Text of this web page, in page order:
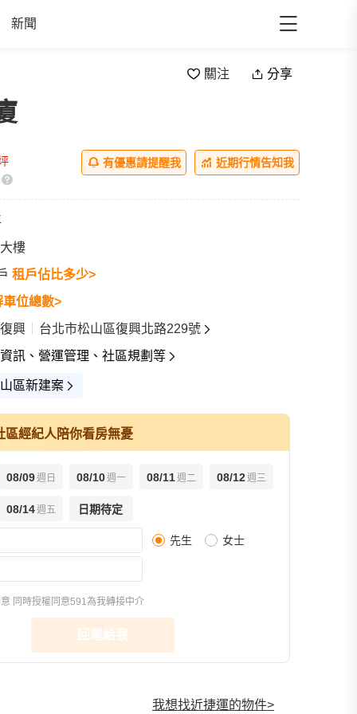
新聞
關注 分享
有優惠請提醒我 近期行情告知我
樓
租戶佔比多少>
車位總數>
興
台北市松山區復興北路229號
訊、營運管理、社區規劃等
區新建案
區經紀人陪你看房無憂
08/09週日 08/10週一 08/11週二 08/12週三
08/14週五 日期待定
先生 女士
同時授權同意591為我轉接中介
回電給我
我想找近捷運的物件>